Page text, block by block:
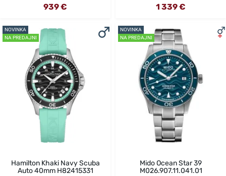
939 € 1 339 €
NOVINKA
NA PREDAJNI
Hamilton Khaki Navy Scuba
Auto 40mm H82415331
NOVINKA
NA PREDAJNI
Mido Ocean Star 39
M026.907.11.041.01